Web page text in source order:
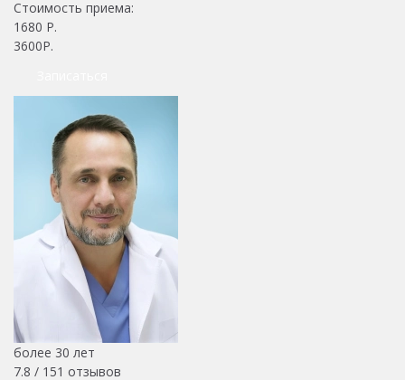
Стоимость приема:
1680 Р.
3600Р.
более 30 лет
7.8 / 151 отзывов